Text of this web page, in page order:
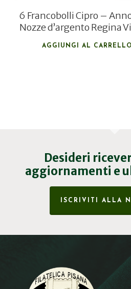
6 Francobolli Cipro –
Nozze d’argento Regina
AGGIUNGI AL CARRELLO
Desideri
aggiornamenti e
ISCRIVITI ALLA